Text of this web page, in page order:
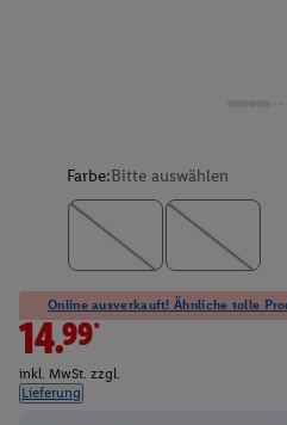
Farbe:Bitte auswählen
Online ausverkauft! Ähnliche tolle
14.99*
inkl. MwSt. zzgl.
Lieferung